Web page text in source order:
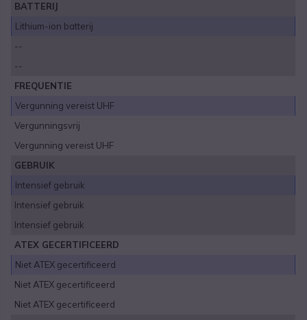
BATTERIJ
Lithium-ion batterij
--
--
FREQUENTIE
Vergunning vereist UHF
Vergunningsvrij
Vergunning vereist UHF
GEBRUIK
Intensief gebruik
Intensief gebruik
Intensief gebruik
ATEX GECERTIFICEERD
Niet ATEX gecertificeerd
Niet ATEX gecertificeerd
Niet ATEX gecertificeerd